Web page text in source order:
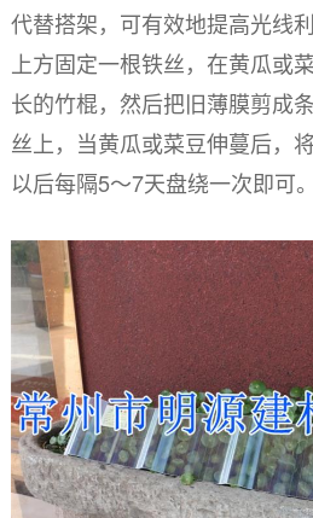
代替搭架，可有效地提高光线
上方固定一根铁丝，在黄瓜或
长的竹棍，然后把旧薄膜剪成
丝上，当黄瓜或菜豆伸蔓后，
以后每隔5～7天盘绕一次即可。